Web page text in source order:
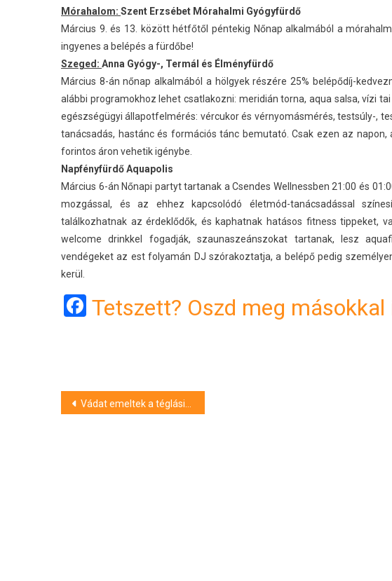
Mórahalom: Szent Erzsébet Mórahalmi Gyógyfürdő
Március 9. és 13. között hétfőtől péntekig Nőnap alkalmából a
ingyenes a belépés a fürdőbe!
Szeged: Anna Gyógy-, Termál és Élményfürdő
Március 8-án nőnap alkalmából a hölgyek részére 25% belépődíj-
alábbi programokhoz lehet csatlakozni: meridián torna, aqua salsa, vízi
egészségügyi állapotfelmérés: vércukor és vérnyomásmérés, testsúly-,
tanácsadás, hastánc és formációs tánc bemutató. Csak ezen az
forintos áron vehetik igénybe.
Napfényfürdő Aquapolis
Március 6-án Nőnapi partyt tartanak a Csendes Wellnessben 21:00 és
mozgással, és az ehhez kapcsolódó életmód-tanácsadással
találkozhatnak az érdeklődők, és kaphatnak hatásos fitness tippeket,
welcome drinkkel fogadják, szaunaszeánszokat tartanak, lesz
vendégeket az est folyamán DJ szórakoztatja, a belépő pedig
kerül.
Facebook
Tetszett? Oszd meg másokkal
Bejegyzés
Vádat emeltek a téglási boltos nőt összeverő és kirabló fiatalok ellen